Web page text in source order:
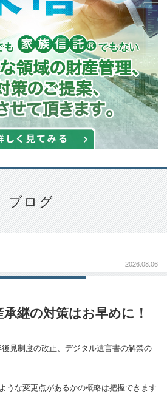
ブログ
2026.08.06
継の対策はお早めに！
見制度の改正、デジタル遺言書の解禁の
うな変更点があるかの概略は把握できます